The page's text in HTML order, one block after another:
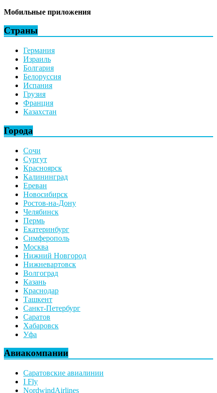
Мобильные приложения
Страны
Германия
Израиль
Болгария
Белоруссия
Испания
Грузия
Франция
Казахстан
Города
Сочи
Сургут
Красноярск
Калининград
Ереван
Новосибирск
Ростов-на-Дону
Челябинск
Пермь
Екатеринбург
Симферополь
Москва
Нижний Новгород
Нижневартовск
Волгоград
Казань
Краснодар
Ташкент
Санкт-Петербург
Саратов
Хабаровск
Уфа
Авиакомпании
Саратовские авиалинии
I Fly
NordwindAirlines